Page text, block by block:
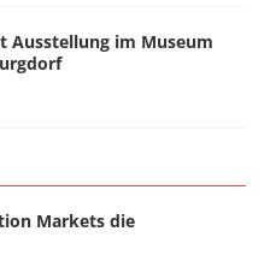
Ausstellung im Museum
Markets die